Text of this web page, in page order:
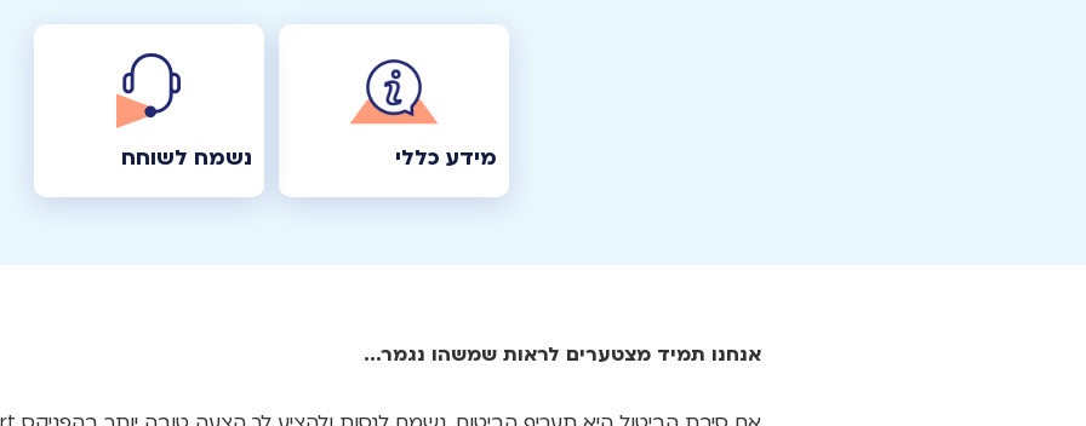
מידע כללי נשמח לשוחח
אנחנו תמיד מצטערים לראות שמשהו נגמר...